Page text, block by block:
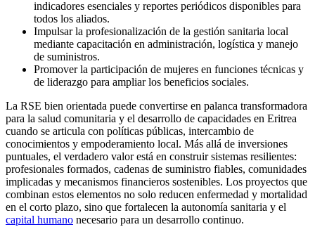
indicadores esenciales y reportes periódicos disponibles para
todos los aliados.
Impulsar la profesionalización de la gestión sanitaria local
mediante capacitación en administración, logística y manejo
de suministros.
Promover la participación de mujeres en funciones técnicas y
de liderazgo para ampliar los beneficios sociales.
La RSE bien orientada puede convertirse en palanca transformadora
para la salud comunitaria y el desarrollo de capacidades en Eritrea
cuando se articula con políticas públicas, intercambio de
conocimientos y empoderamiento local. Más allá de inversiones
puntuales, el verdadero valor está en construir sistemas resilientes:
profesionales formados, cadenas de suministro fiables, comunidades
implicadas y mecanismos financieros sostenibles. Los proyectos que
combinan estos elementos no solo reducen enfermedad y mortalidad
en el corto plazo, sino que fortalecen la autonomía sanitaria y el
capital humano necesario para un desarrollo continuo.